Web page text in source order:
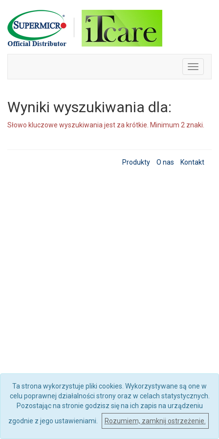
Skip
to
content
Toggle
Wyniki wyszukiwania dla:
Słowo kluczowe wyszukiwania jest za krótkie. Minimum 2 znaki.
Produkty O nas Kontakt
Ta strona wykorzystuje pliki cookies. Wykorzystywane są one w
celu poprawnej działalności strony oraz w celach statystycznych.
Pozostając na stronie godzisz się na ich zapis na urządzeniu
zgodnie z jego ustawieniami.
Rozumiem, zamknij ostrzeżenie.